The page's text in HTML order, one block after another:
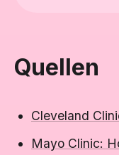
Quellen
Cleveland
Mayo Clinic: